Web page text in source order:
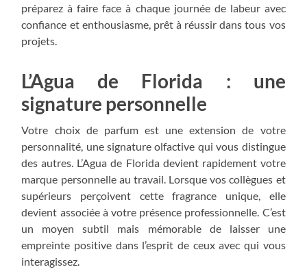
préparez à faire face à chaque journée de labeur avec
confiance et enthousiasme, prêt à réussir dans tous vos
projets.
L’Agua de Florida : une
signature personnelle
Votre choix de parfum est une extension de votre
personnalité, une signature olfactive qui vous distingue
des autres. L’Agua de Florida devient rapidement votre
marque personnelle au travail. Lorsque vos collègues et
supérieurs perçoivent cette fragrance unique, elle
devient associée à votre présence professionnelle. C’est
un moyen subtil mais mémorable de laisser une
empreinte positive dans l’esprit de ceux avec qui vous
interagissez.